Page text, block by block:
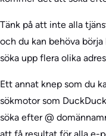
Tänk på att inte alla
och du kan behöva
söka upp flera olika
Ett annat knep som du
sökmotor som
söka efter @